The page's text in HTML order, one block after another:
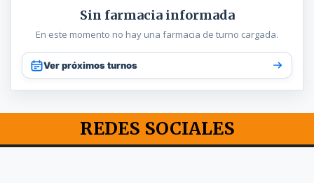
Sin farmacia informada
En este momento no hay una farmacia de turno cargada.
Ver próximos turnos
REDES SOCIALES